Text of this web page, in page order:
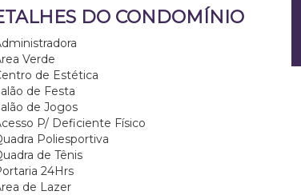
DO CONDOMÍNIO
Verde
de Estética
de Festa
de Jogos
P/ Deficiente Físico
Poliesportiva
de Tênis
24Hrs
de Lazer